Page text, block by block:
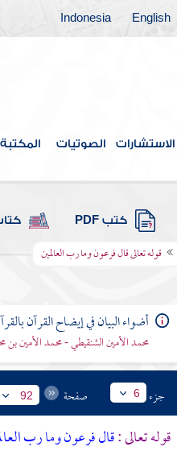
English
Indonesia
الاستشارات الصوتيات المكتبة
كتب PDF
قوله تعالى قال فرعون وما رب العالمين
أضواء البيان في إيضاح القرآن
محمد الأمين الشنقيطي - محمد الأمين بن
جزء 6 صفحة 92
قوله تعالى :قال فرعون وما رب